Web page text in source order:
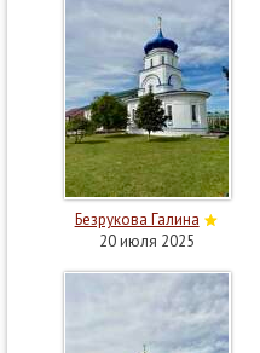
Безрукова Галина
20 июля 2025